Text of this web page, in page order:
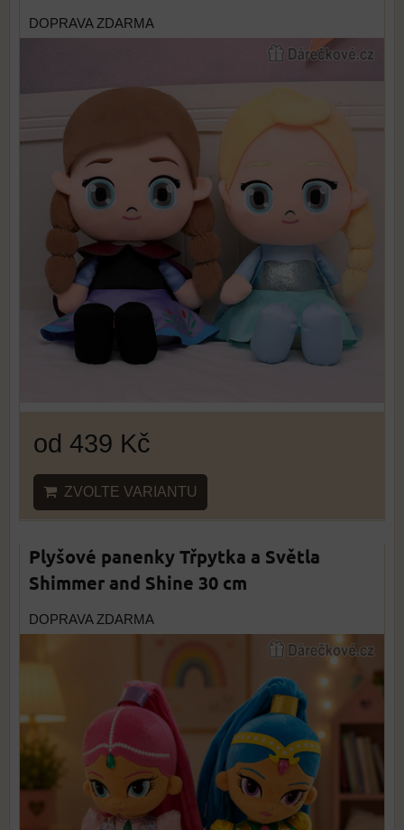
DOPRAVA ZDARMA
od 439 Kč
ZVOLTE VARIANTU
Plyšové panenky Třpytka a Světla
Shimmer and Shine 30 cm
DOPRAVA ZDARMA